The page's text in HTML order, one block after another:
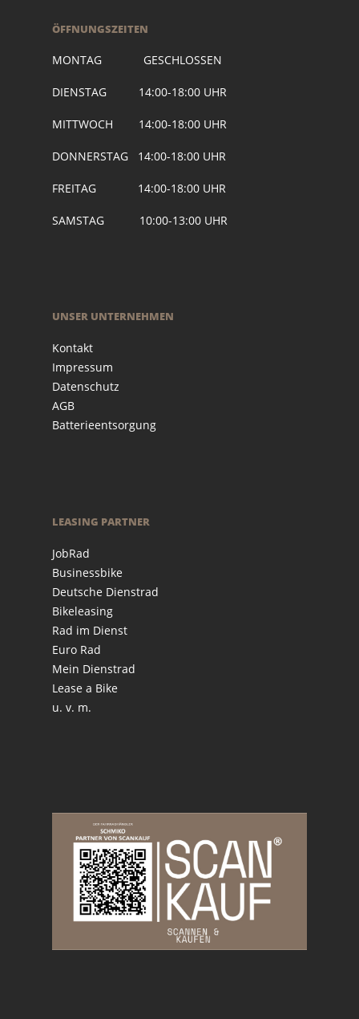
ÖFFNUNGSZEITEN
MONTAG GESCHLOSSEN
DIENSTAG 14:00-18:00 UHR
MITTWOCH 14:00-18:00 UHR
DONNERSTAG 14:00-18:00 UHR
FREITAG 14:00-18:00 UHR
SAMSTAG 10:00-13:00 UHR
UNSER UNTERNEHMEN
Kontakt
Impressum
Datenschutz
AGB
Batterieentsorgung
LEASING PARTNER
JobRad
Businessbike
Deutsche Dienstrad
Bikeleasing
Rad im Dienst
Euro Rad
Mein Dienstrad
Lease a Bike
u. v. m.